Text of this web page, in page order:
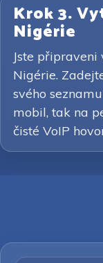
Krok 3.
Nigérie
Jste
Nigérie.
svého
mobil, tak na
čisté VoIP